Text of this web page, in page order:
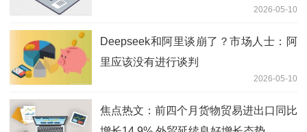
2026-05-10
Deepseek和阿里谈崩了？市场人士：阿
里应该没有进行谈判
2026-05-10
焦点热文：前四个月货物贸易进出口同比